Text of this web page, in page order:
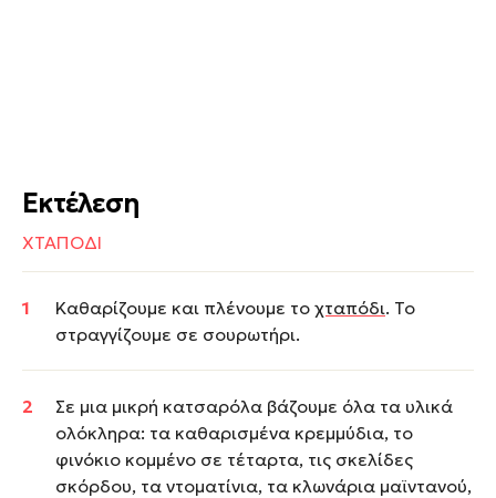
Εκτέλεση
ΧΤΑΠΟΔΙ
Καθαρίζουμε και πλένουμε το χταπόδι. Το
στραγγίζουμε σε σουρωτήρι.
Σε μια μικρή κατσαρόλα βάζουμε όλα τα υλικά
ολόκληρα: τα καθαρισμένα κρεμμύδια, το
φινόκιο κομμένο σε τέταρτα, τις σκελίδες
σκόρδου, τα ντοματίνια, τα κλωνάρια μαϊντανού,